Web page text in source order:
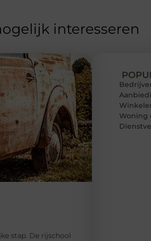
interesseren
stap. De rijschool
Woning